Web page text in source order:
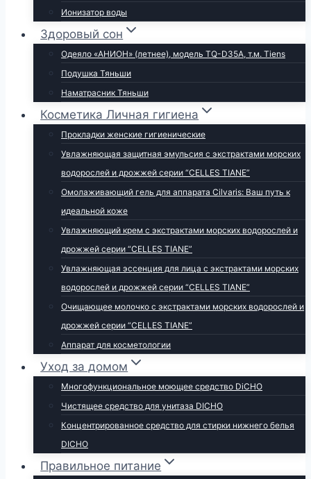
Ионизатор воды
Здоровый сон
Одеяло «АНИОН» (летнее), модель TQ-D35A, т.м. Tiens
Подушка Тяньши
Наматрасник Тяньши
Косметика Личная гигиена
Прокладки женские гигиенические
Увлажняющая защитная эмульсия с экстрактами морских
водорослей и дрожжей серии “CELLES TIANE”
Омолаживающий гель для аппарата Cilvaris: Ваш путь к
идеальной коже
Увлажняющий крем с экстрактами морских водорослей и
дрожжей серии “CELLES TIANE”
Увлажняющая эссенция для лица с экстрактами морских
водорослей и дрожжей серии “CELLES TIANE”
Очищающее молочко с экстрактами морских водорослей и
дрожжей серии “CELLES TIANE”
Аппарат для косметологии
Уход за домом
Многофункциональное моющее средство DiCHO
Чистящее средство для унитаза DICHO
Концентрированное средство для стирки нижнего белья
DICHO
Правильное питание